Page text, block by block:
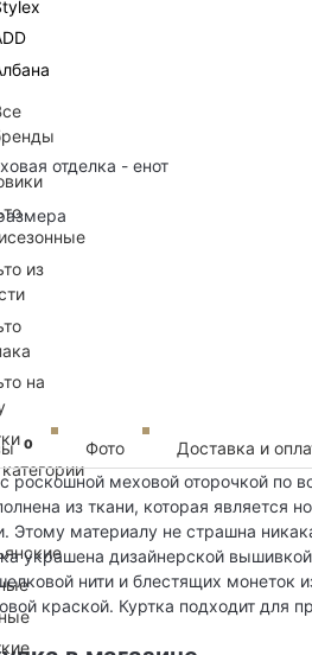
из
на
отделка - енот
0 Фото
Доставка и
роскошной меховой оторочкой по
из ткани, которая является
Этому материалу не страшна
украшена дизайнерской
нити и блестящих монеток
краской. Куртка подходит для